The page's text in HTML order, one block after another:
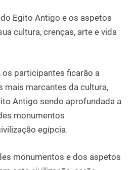
Egito Antigo e os aspetos
cultura, crenças, arte e vida
os participantes ficarão a
mais marcantes da cultura,
Antigo sendo aprofundada a
monumentos
egípcia.
monumentos e dos aspetos